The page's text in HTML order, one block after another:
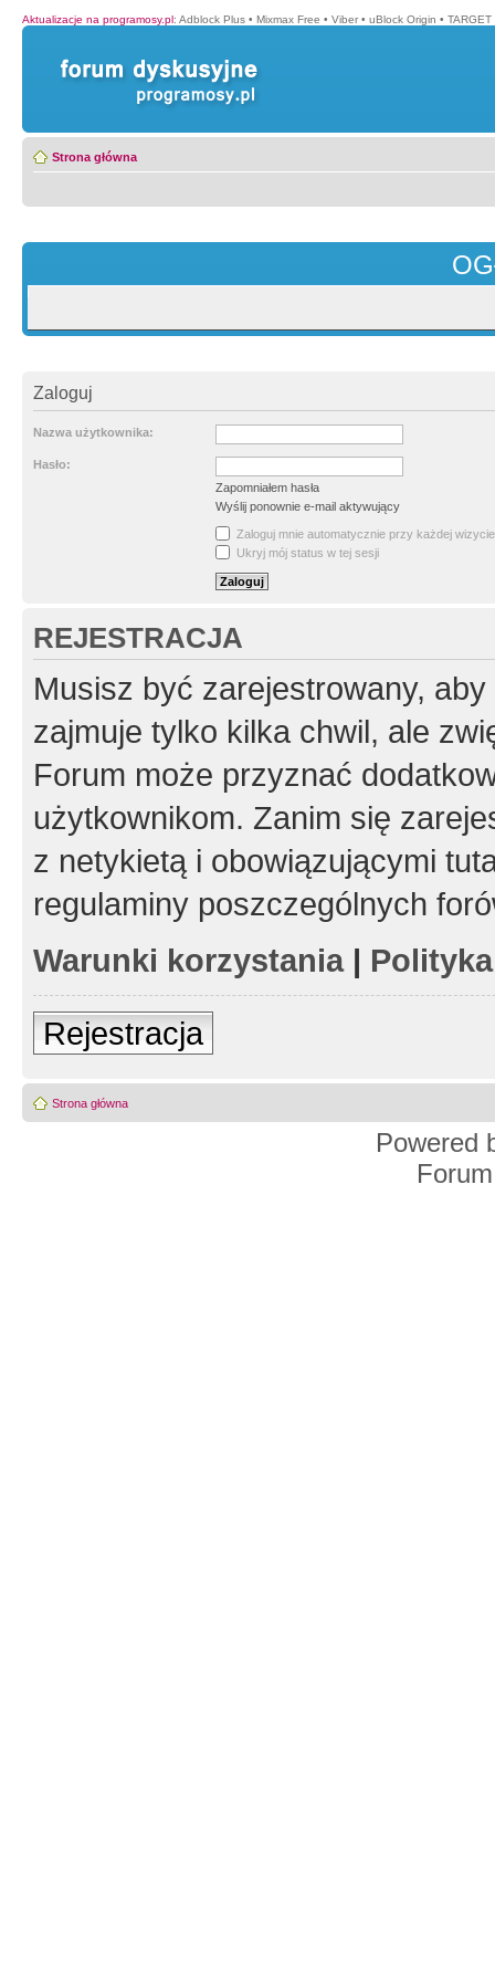
Aktualizacje na programosy.pl: Adblock Plus • Mixmax Free • Viber • uBlock Origin •
Strona główna
Zaloguj
Nazwa użytkownika:
Hasło:
Zapomniałem hasła
Wyślij ponownie e-mail aktywujący
Zaloguj mnie automatycznie przy każdej wizycie
Ukryj mój status w tej sesji
REJESTRACJA
Musisz być zarejestrowany,
zajmuje tylko kilka chwil, ale
Forum może przyznać
użytkownikom. Zanim się
z netykietą i obowiązującymi
regulaminy poszczególnych
Warunki korzystania|
Rejestracja
Strona główna
Powered